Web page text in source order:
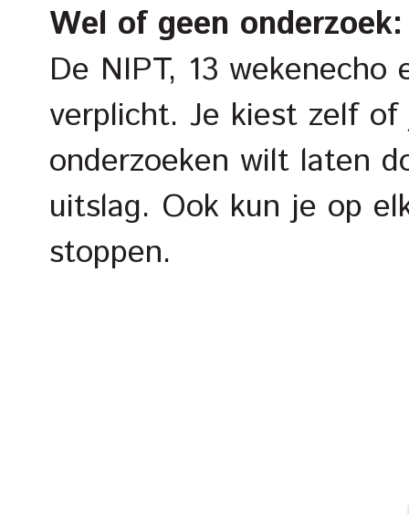
Wel of geen
De NIPT, 13
verplicht. Je kiest zelf
onderzoeken wilt laten
uitslag. Ook kun je op
stoppen.